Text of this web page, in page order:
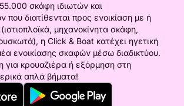
σκάφη ιδιωτών και
που διατίθενται προς ενοικίαση με ή
μηχανοκίνητα σκάφη,
η Click & Boat κατέχει ηγετική
ενοικίασης σκαφών μέσω διαδικτύου.
για κρουαζιέρα ή εξόρμηση στη
απλά βήματα!